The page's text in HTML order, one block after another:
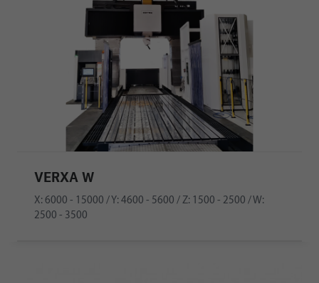
VERXA W
X: 6000 - 15000 / Y: 4600 - 5600 / Z: 1500 - 2500 / W:
2500 - 3500